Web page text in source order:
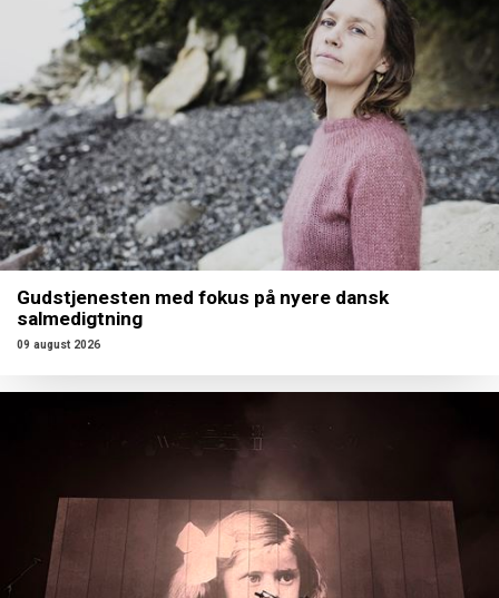
Gudstjenesten med fokus på nyere dansk
salmedigtning
09 august 2026